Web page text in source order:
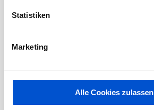
Statistiken
Marketing
Alle Cookies zulassen
Juni 2019
April 2019